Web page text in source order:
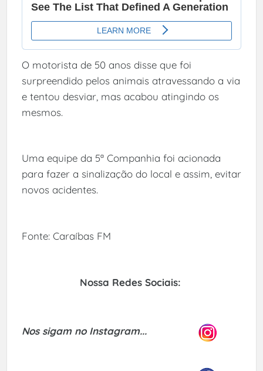
O motorista de 50 anos disse que foi
surpreendido pelos animais atravessando a via
e tentou desviar, mas acabou atingindo os
mesmos.
Uma equipe da 5ª Companhia foi acionada
para fazer a sinalização do local e assim, evitar
novos acidentes.
Fonte: Caraíbas FM
Nossa Redes Sociais:
Nos sigam no Instagram...